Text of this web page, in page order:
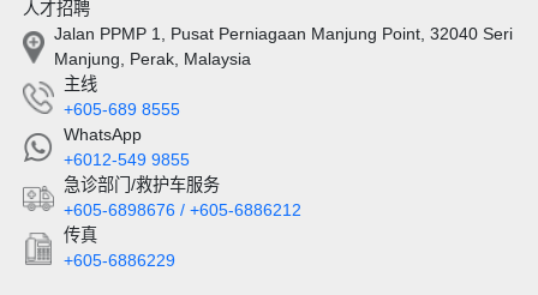
人才招聘
Jalan PPMP 1, Pusat Perniagaan Manjung Point, 32040 Seri
Manjung, Perak, Malaysia
主线
+605-689 8555
WhatsApp
+6012-549 9855
急诊部门/救护车服务
+605-6898676 / +605-6886212
传真
+605-6886229